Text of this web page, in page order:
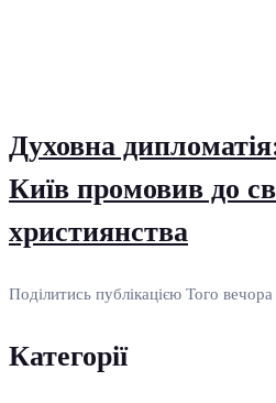
Духовна
Київ промовив до
християнства
Поділитись публікацією Того
Категорії